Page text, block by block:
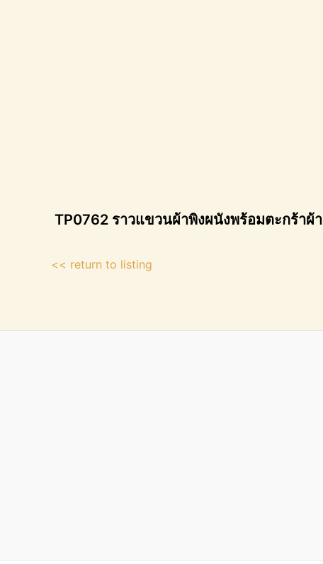
TP0762 ราวแขวนผ้าพิงผนังพร้อมตะกร้าผ้า
<< return to listing